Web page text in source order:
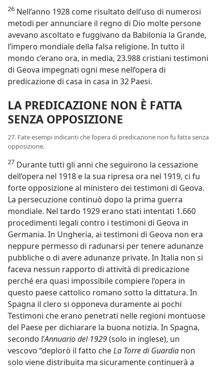
26 Nell’anno 1928 come risultato dell’uso di numerosi
metodi per annunciare il regno di Dio molte persone
avevano ascoltato e fuggivano da Babilonia la Grande,
l’impero mondiale della falsa religione. In tutto il
mondo c’erano ora, in media, 23.988 cristiani testimoni
di Geova impegnati ogni mese nell’opera di
predicazione di casa in casa in 32 Paesi.
LA PREDICAZIONE NON È FATTA
SENZA OPPOSIZIONE
27. Fate esempi indicanti che l’opera di predicazione non fu fatta senza
opposizione.
27 Durante tutti gli anni che seguirono la cessazione
dell’opera nel 1918 e la sua ripresa ora nel 1919, ci fu
forte opposizione al ministero dei testimoni di Geova.
La persecuzione continuò dopo la prima guerra
mondiale. Nel tardo 1929 erano stati intentati 1.660
procedimenti legali contro i testimoni di Geova in
Germania. In Ungheria, ai testimoni di Geova non era
neppure permesso di radunarsi per tenere adunanze
pubbliche o di avere adunanze private. In Italia non si
faceva nessun rapporto di attività di predicazione
perché era quasi impossibile compiere l’opera in
questo paese cattolico romano sotto la dittatura. In
Spagna il clero si opponeva duramente ai pochi
Testimoni che erano penetrati nelle regioni montuose
del Paese per dichiarare la buona notizia. In Spagna,
secondo l’Annuario del 1929(solo in inglese), un
vescovo “deplorò il fatto cheLa Torre di Guardia non
solo viene distribuita ma sicuramente continuerà a